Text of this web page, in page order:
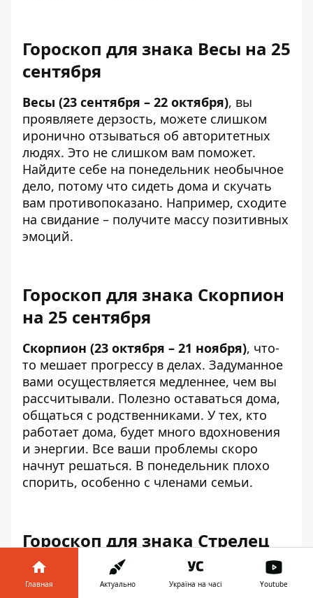
Гороскоп для знака Весы на 25
сентября
Весы (23 сентября – 22 октября), вы
проявляете дерзость, можете слишком
иронично отзываться об авторитетных
людях. Это не слишком вам поможет.
Найдите себе на понедельник необычное
дело, потому что сидеть дома и скучать
вам противопоказано. Например, сходите
на свидание – получите массу позитивных
эмоций.
Гороскоп для знака Скорпион
на 25 сентября
Скорпион (23 октября – 21 ноября), что-
то мешает прогрессу в делах. Задуманное
вами осуществляется медленнее, чем вы
рассчитывали. Полезно оставаться дома,
общаться с родственниками. У тех, кто
работает дома, будет много вдохновения
и энергии. Все ваши проблемы скоро
начнут решаться. В понедельник плохо
спорить, особенно с членами семьи.
Гороскоп для знака Стрелец
на 25 сентября
Стрелец (22 ноября – 22 декабря)
Главная Актуально Україна на часі Youtube